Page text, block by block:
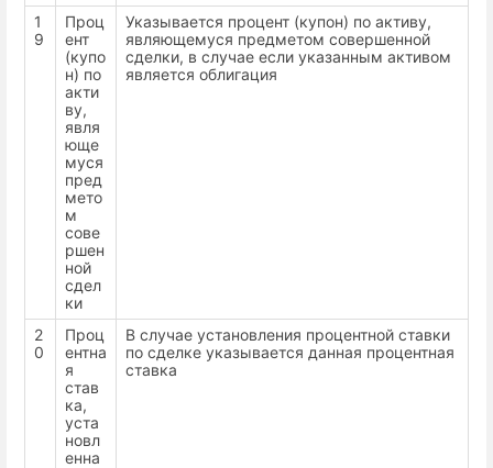
1
9
Проц
ент
(купо
н) по
акти
ву,
явля
юще
муся
пред
мето
м
сове
ршен
ной
сдел
ки
Указывается процент (купон) по активу,
являющемуся предметом совершенной
сделки, в случае если указанным активом
является облигация
2
0
Проц
ентна
я
став
ка,
уста
новл
енна
В случае установления процентной ставки
по сделке указывается данная процентная
ставка